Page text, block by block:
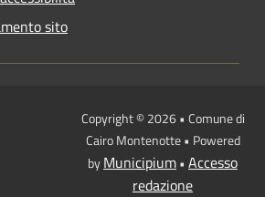
sito
Copyright © 2026 • Comune di
Cairo Montenotte • Powered
byMunicipium• Accesso
redazione